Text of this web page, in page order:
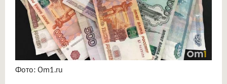
Фото: Om1.ru